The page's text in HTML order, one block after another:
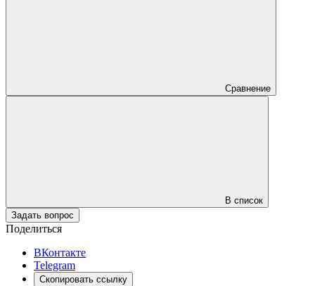
Сравнение
В список
Задать вопрос
Поделиться
ВКонтакте
Telegram
Скопировать ссылку